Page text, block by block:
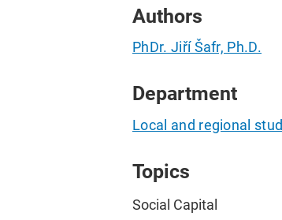
Authors
PhDr. Jiří Šafr, Ph.D.
Department
Local and regional
Topics
Social Capital